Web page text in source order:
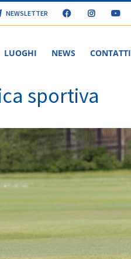
NEWSLETTER
LUOGHI NEWS CONTATTI
sportiva